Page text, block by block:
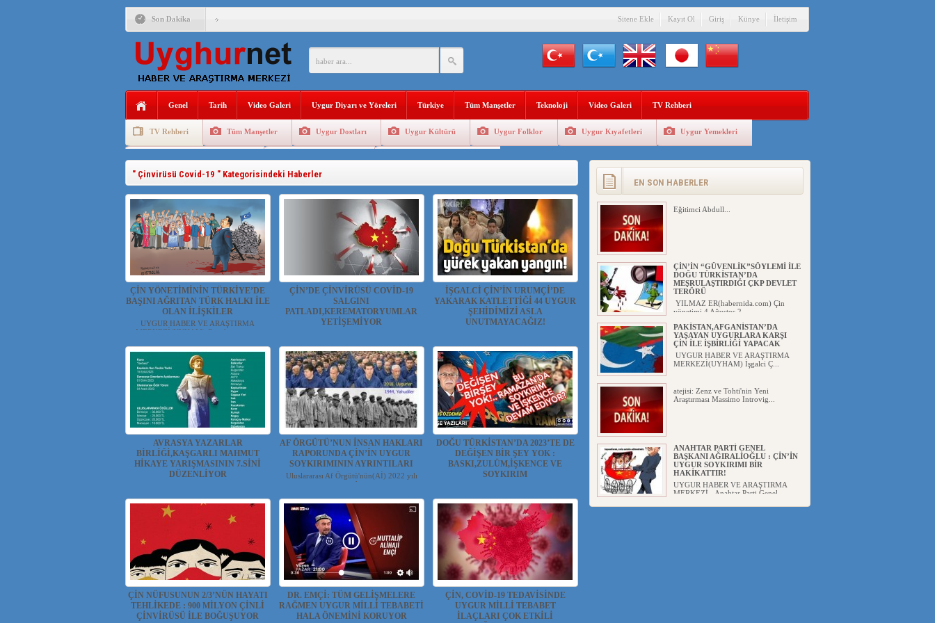
Son Dakika
ÇİN’İN “GÜVENLİK”SÖYLEMİ İLE DOĞU TÜRKİSTAN’DA MEŞRULAŞTIRDIĞI ÇKP DEVLET TERÖRÜ
PAKİSTAN,AFGANİSTAN’DA YAŞAYAN UYGURLARA KARŞI ÇİN İLE İŞBİRLİĞİ YAPACAK
ANAHTAR PARTİ GENEL BAŞKANI AĞIRALİOĞLU : ÇİN’İN UYGUR SOYKIRIMI BİR HAKİKATTIR!
ÇİN’İN UYGUR POLİTİKALARINI ÖVEN DİYANET AKADEMİSİ BAŞKANI’NA TEPKİLER SÜRÜYOR
MHP’DEN URUMÇİ KATLİAMI MESAJİ : 05.07.2009 URUMÇİ ŞEHİTLERİNİ RAHMETLE ANIYORUZ
Sitene Ekle Kayıt Ol Giriş Künye İletişim
Genel Tarih Video Galeri Uygur Diyarı ve Yöreleri Türkiye Tüm Manşetler Teknoloji Video Galeri TV Rehberi
TV Rehberi Tüm Manşetler Uygur Dostları Uygur Kültürü Uygur Folklor Uygur Kıyafetleri Uygur Yemekleri
Uygurlarda Düğün ve Cenaze Uygur Geleneksel Tip Uygur Geleneksel Sporlar
" Çinvirüsü Covid-19 " Kategorisindeki Haberler
ÇİN YÖNETİMİNİN TÜRKİYE’DE
BAŞINI AĞRITAN TÜRK HALKI İLE
OLAN İLİŞKİLER
UYGUR HABER VE ARAŞTIRMA
MERKEZİ(UYHAM) Çin ekonomisi...
ÇİN’DE ÇİNVİRÜSÜ COVİD-19
SALGINI
PATLADI,KEREMATORYUMLAR
YETİŞEMİYOR
İŞGALCİ ÇİN’İN URUMÇİ’DE
YAKARAK KATLETTİĞİ 44 UYGUR
ŞEHİDİMİZİ ASLA
UNUTMAYACAĞIZ!
AVRASYA YAZARLAR
BİRLİĞİ,KAŞGARLI MAHMUT
HİKAYE YARIŞMASININ 7.SİNİ
DÜZENLİYOR
AF ÖRGÜTÜ’NUN İNSAN HAKLARI
RAPORUNDA ÇİN’İN UYGUR
SOYKIRIMININ AYRINTILARI
Uluslararası Af Örgütü'nün(Aİ) 2022 yılı
insan h...
DOĞU TÜRKİSTAN’DA 2023’TE DE
DEĞİŞEN BİR ŞEY YOK :
BASKI,ZULÜM,İŞKENCE VE
SOYKIRIM
ÇİN NÜFUSUNUN 2/3’NÜN HAYATI
TEHLİKEDE : 900 MİLYON ÇİNLİ
ÇİNVİRÜSÜ İLE BOĞUŞUYOR
DR. EMÇİ: TÜM GELİŞMELERE
RAĞMEN UYGUR MİLLİ TEBABETİ
HALA ÖNEMİNİ KORUYOR
ÇİN, COVİD-19 TEDAVİSİNDE
UYGUR MİLLİ TEBABET
İLAÇLARI ÇOK ETKİLİ
EN SON HABERLER
Eğitimci Abdull...
ÇİN’İN “GÜVENLİK”SÖYLEMİ İLE
DOĞU TÜRKİSTAN’DA
MEŞRULAŞTIRDIĞI ÇKP DEVLET
TERÖRÜ
YILMAZ ER(habernida.com) Çin
yönetimi 4 Ağustos 2...
PAKİSTAN,AFGANİSTAN’DA
YAŞAYAN UYGURLARA KARŞI
ÇİN İLE İŞBİRLİĞİ YAPACAK
UYGUR HABER VE ARAŞTIRMA
MERKEZİ(UYHAM) İşgalci Ç...
atejisi: Zenz ve Tohti'nin Yeni
Araştırması Massimo Introvig...
ANAHTAR PARTİ GENEL
BAŞKANI AĞIRALİOĞLU : ÇİN’İN
UYGUR SOYKIRIMI BİR
HAKİKATTIR!
UYGUR HABER VE ARAŞTIRMA
MERKEZİ Anahtar Parti Genel
ÇİN’İN DOĞU TÜRKİSTAN’DAKİ